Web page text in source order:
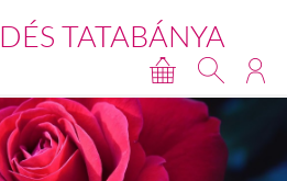
TATABÁNYA